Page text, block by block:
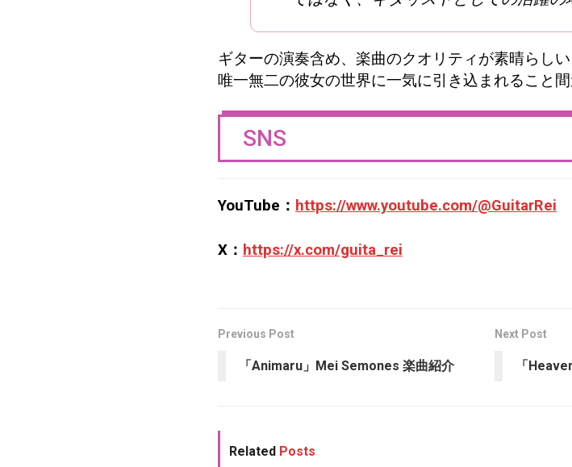
ギターの演奏含め、楽曲のクオリティが素晴らしい
唯一無二の彼女の世界に一気に引き込まれること間
SNS
YouTube： https://www.youtube.com/@GuitarRei
X： https://x.com/guita_rei
Previous Post
「Animaru」Mei Semones 楽曲紹介
Next Post
「
Related Posts